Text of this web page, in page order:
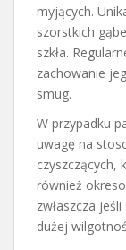
myjących.
szorstkich
szkła.
zachowanie
smug.
W przypadku
uwagę na
czyszczących,
również
zwłaszcza
dużej